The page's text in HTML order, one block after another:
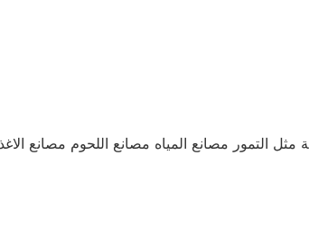
التمور مصانع المياه مصانع اللحوم مصانع